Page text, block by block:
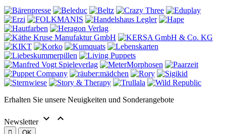
Erhalten Sie unsere Neuigkeiten und Sonderangebote
Newsletter  